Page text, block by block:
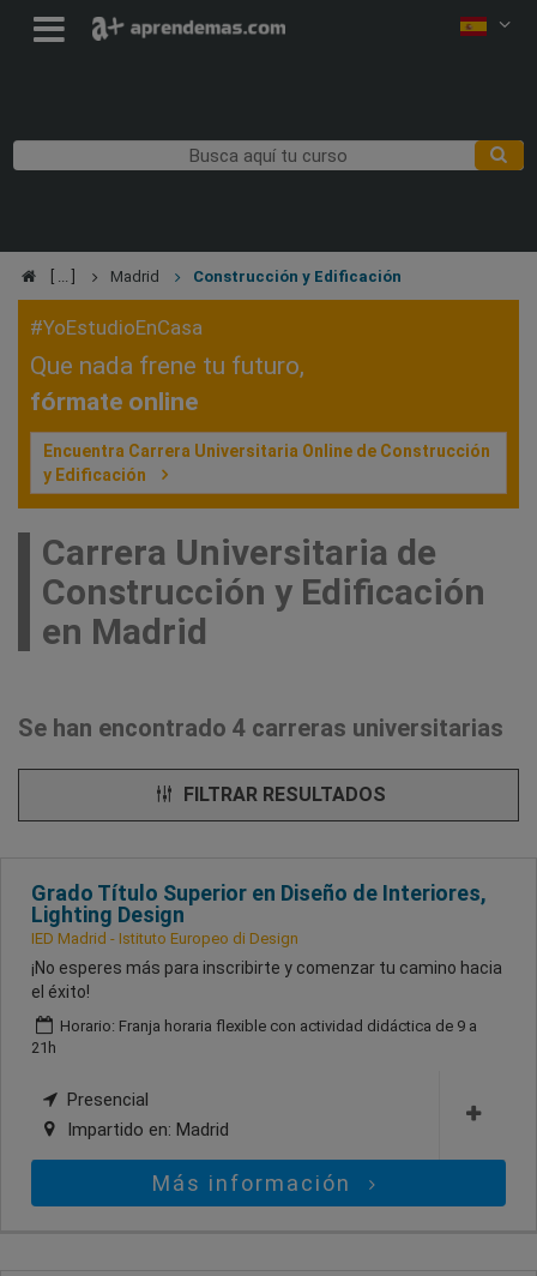
Madrid Construcción y Edificación
#YoEstudioEnCasa
Que nada frene tu futuro,
fórmate online
Encuentra Carrera Universitaria Online de Construcción
y Edificación
Carrera Universitaria de
Construcción y Edificación
en Madrid
Se han encontrado 4 carreras universitarias
FILTRAR RESULTADOS
Grado Título Superior en Diseño de Interiores,
Lighting Design
IED Madrid - Istituto Europeo di Design
¡No esperes más para inscribirte y comenzar tu camino hacia
el éxito!
Horario: Franja horaria flexible con actividad didáctica de 9 a
21h
Presencial
Impartido en: Madrid
Más información